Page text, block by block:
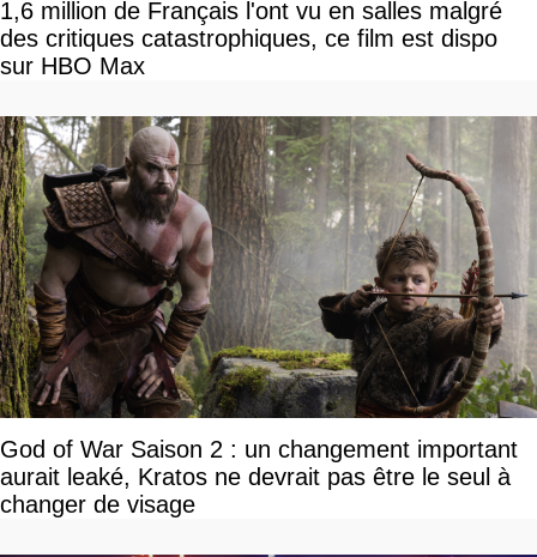
1,6 million de Français l'ont vu en salles malgré
des critiques catastrophiques, ce film est dispo
sur HBO Max
God of War Saison 2 : un changement important
aurait leaké, Kratos ne devrait pas être le seul à
changer de visage